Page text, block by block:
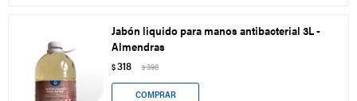
Jabón liquido para manos antibacterial 3L -
Almendras
$318 $398